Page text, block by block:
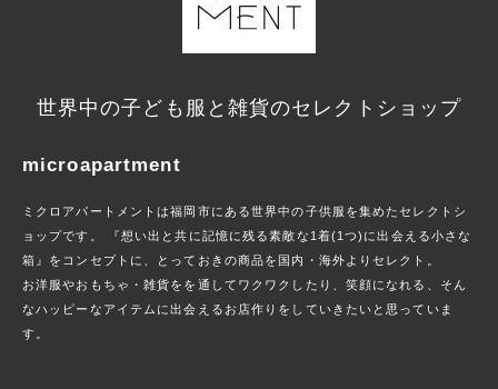
世界中の子ども服と雑貨のセレクトショップ
microapartment
ミクロアパートメントは福岡市にある世界中の子供服を集めたセレクトシ
ョップです。 『想い出と共に記憶に残る素敵な1着(1つ)に出会える小さな
箱』をコンセプトに、とっておきの商品を国内・海外よりセレクト。
お洋服やおもちゃ・雑貨をを通してワクワクしたり、笑顔になれる、そん
なハッピーなアイテムに出会えるお店作りをしていきたいと思っていま
す。